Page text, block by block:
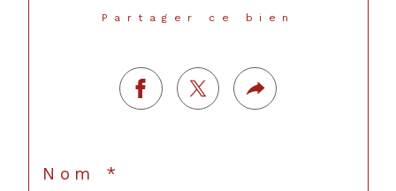
Partager ce bien
Nom *